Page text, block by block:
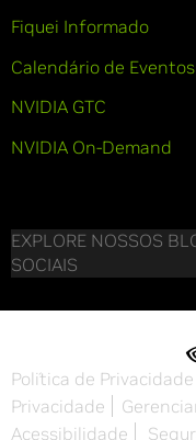
Fiquei Informado
Calendário de Eventos
NVIDIA GTC
NVIDIA On-Demand
EXPLORE NOSSOS
SOCIAIS
Política de Privacidade
Privacidade
Acessibilidade